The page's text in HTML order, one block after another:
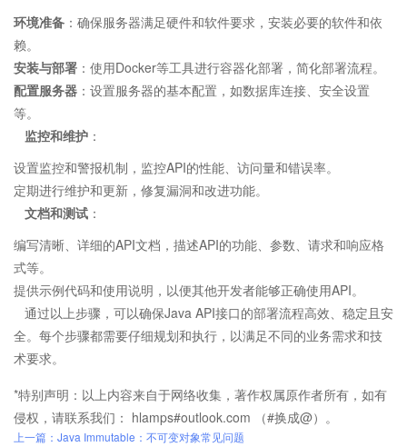
环境准备 ：确保服务器满足硬件和软件要求，安装必要的软件和依
赖。
安装与部署 ：使用Docker等工具进行容器化部署，简化部署流程。
配置服务器 ：设置服务器的基本配置，如数据库连接、安全设置
等。
监控和维护 ：
设置监控和警报机制，监控API的性能、访问量和错误率。
定期进行维护和更新，修复漏洞和改进功能。
文档和测试 ：
编写清晰、详细的API文档，描述API的功能、参数、请求和响应格
式等。
提供示例代码和使用说明，以便其他开发者能够正确使用API。
通过以上步骤，可以确保Java API接口的部署流程高效、稳定且安
全。每个步骤都需要仔细规划和执行，以满足不同的业务需求和技
术要求。
*特别声明：以上内容来自于网络收集，著作权属原作者所有，如有
侵权，请联系我们： hlamps#outlook.com （#换成@）。
上一篇：Java Immutable：不可变对象常见问题